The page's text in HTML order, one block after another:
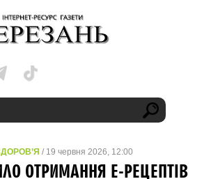
/ 19 червня 2026, 12:00
ОТРИМАННЯ Е-РЕЦЕПТІВ